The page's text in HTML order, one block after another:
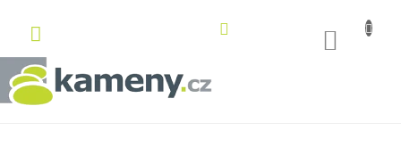
obsah